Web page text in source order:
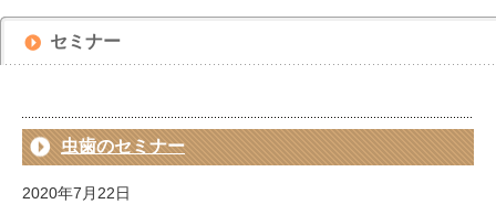
セミナー
虫歯のセミナー
2020年7月22日